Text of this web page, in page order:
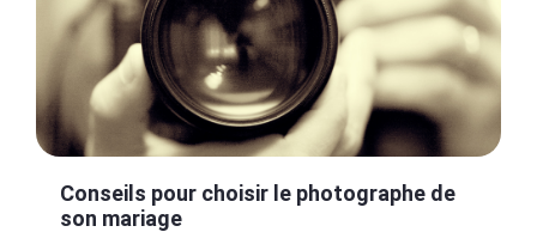
Conseils pour choisir le photographe de
son mariage